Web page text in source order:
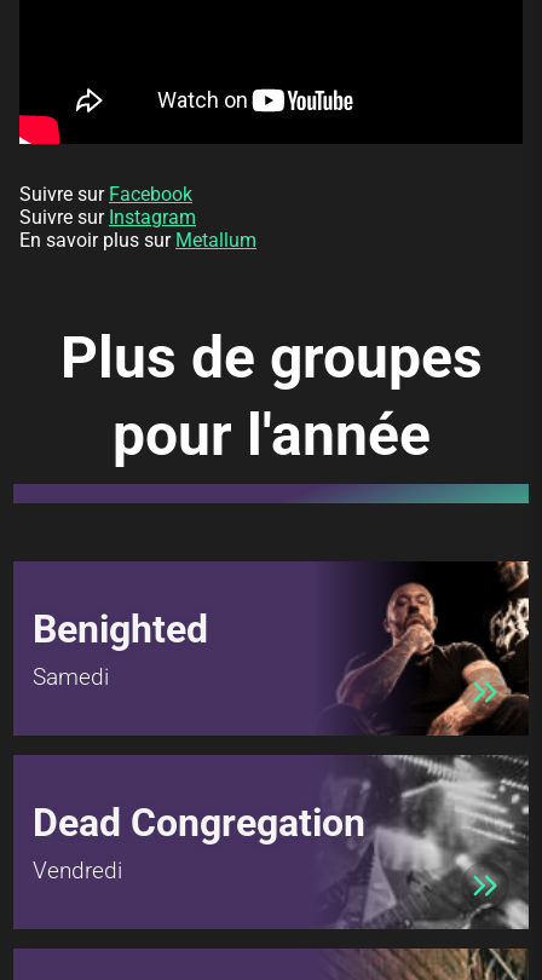
Suivre sur Facebook
Suivre sur Instagram
En savoir plus sur Metallum
Plus de groupes
pour l'année
Benighted
Samedi
Dead Congregation
Vendredi